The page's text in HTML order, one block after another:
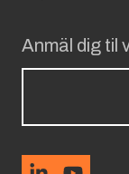
Anmäl dig til